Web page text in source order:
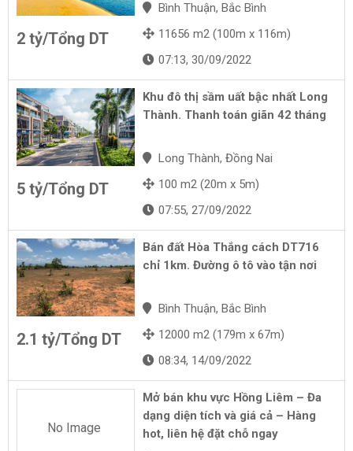
2 tỷ/Tổng DT
Bình Thuận, Bắc Bình
11656 m2 (100m x 116m)
07:13, 30/09/2022
5 tỷ/Tổng DT
Khu đô thị sầm uất bậc nhất Long
Thành. Thanh toán giãn 42 tháng
Long Thành, Đồng Nai
100 m2 (20m x 5m)
07:55, 27/09/2022
2.1 tỷ/Tổng DT
Bán đất Hòa Thắng cách DT716
chỉ 1km. Đường ô tô vào tận nơi
Bình Thuận, Bắc Bình
12000 m2 (179m x 67m)
08:34, 14/09/2022
No Image
Mở bán khu vực Hồng Liêm – Đa
dạng diện tích và giá cả – Hàng
hot, liên hệ đặt chỗ ngay